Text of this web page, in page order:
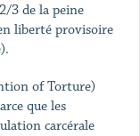
3 de la peine
liberté provisoire
of Torture)
que les
carcérale